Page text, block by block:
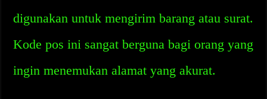
digunakan untuk mengirim barang atau surat.
Kode pos ini sangat berguna bagi orang yang
ingin menemukan alamat yang akurat.